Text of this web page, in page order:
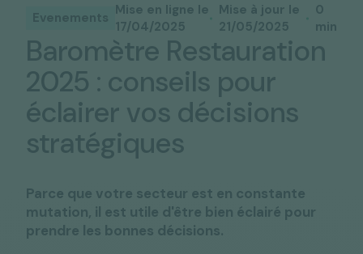
Evenements
Mise en ligne le
17/04/2025
Mise à jour le
21/05/2025
0
min
Baromètre Restauration
2025 : conseils pour
éclairer vos décisions
stratégiques
Parce que votre secteur est en constante
mutation, il est utile d'être bien éclairé pour
prendre les bonnes décisions.